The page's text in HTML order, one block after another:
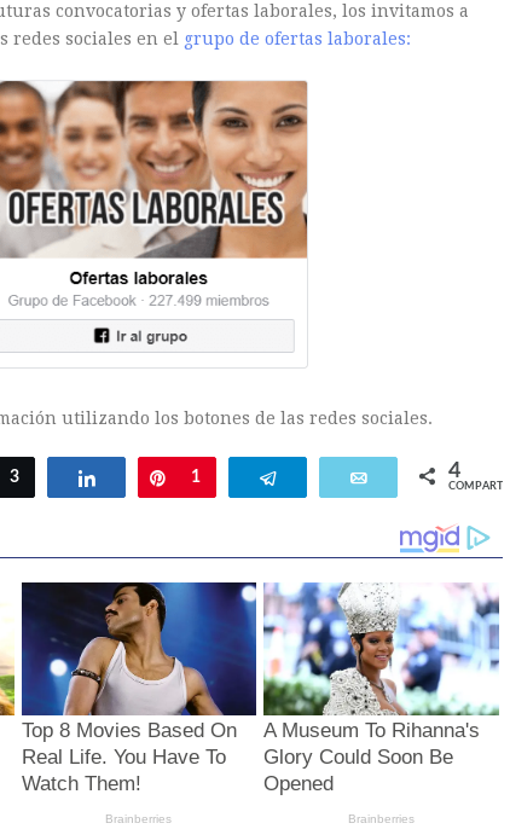
convocatorias y ofertas laborales, los invitamos a
redes sociales en el grupo de ofertas laborales:
utilizando los botones de las redes sociales.
Twittear
3 Compartir Pin
1 Telegram Email 4
COMPARTIR